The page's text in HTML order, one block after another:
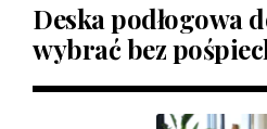
Deska podłogowa
wybrać bez